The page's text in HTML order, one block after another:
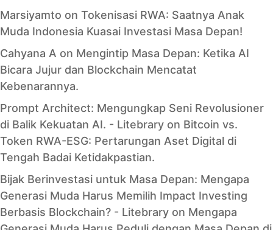
Marsiyamto on Tokenisasi RWA: Saatnya Anak
Muda Indonesia Kuasai Investasi Masa Depan!
Cahyana A on Mengintip Masa Depan: Ketika AI
Bicara Jujur dan Blockchain Mencatat
Kebenarannya.
Prompt Architect: Mengungkap Seni Revolusioner
di Balik Kekuatan AI. - Litebrary on Bitcoin vs.
Token RWA-ESG: Pertarungan Aset Digital di
Tengah Badai Ketidakpastian.
Bijak Berinvestasi untuk Masa Depan: Mengapa
Generasi Muda Harus Memilih Impact Investing
Berbasis Blockchain? - Litebrary on Mengapa